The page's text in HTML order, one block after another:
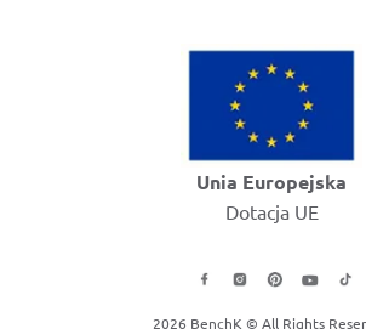
Unia Europejska
Dotacja UE
2026 BenchK © All Rights